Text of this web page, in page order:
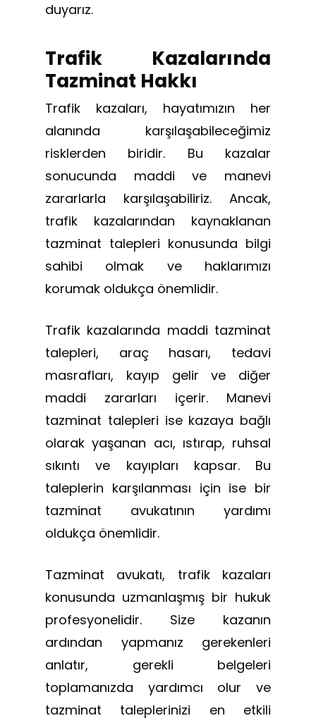
duyarız.
Trafik Kazalarında
Tazminat Hakkı
Trafik kazaları, hayatımızın her
alanında karşılaşabileceğimiz
risklerden biridir. Bu kazalar
sonucunda maddi ve manevi
zararlarla karşılaşabiliriz. Ancak,
trafik kazalarından kaynaklanan
tazminat talepleri konusunda bilgi
sahibi olmak ve haklarımızı
korumak oldukça önemlidir.
Trafik kazalarında maddi tazminat
talepleri, araç hasarı, tedavi
masrafları, kayıp gelir ve diğer
maddi zararları içerir. Manevi
tazminat talepleri ise kazaya bağlı
olarak yaşanan acı, ıstırap, ruhsal
sıkıntı ve kayıpları kapsar. Bu
taleplerin karşılanması için ise bir
tazminat avukatının yardımı
oldukça önemlidir.
Tazminat avukatı, trafik kazaları
konusunda uzmanlaşmış bir hukuk
profesyonelidir. Size kazanın
ardından yapmanız gerekenleri
anlatır, gerekli belgeleri
toplamanızda yardımcı olur ve
tazminat taleplerinizi en etkili